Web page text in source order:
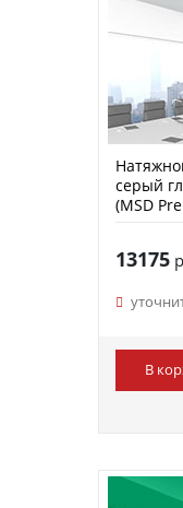
серый
(MSD
13175
В